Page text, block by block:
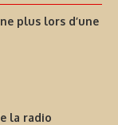
plus lors d’une
la radio